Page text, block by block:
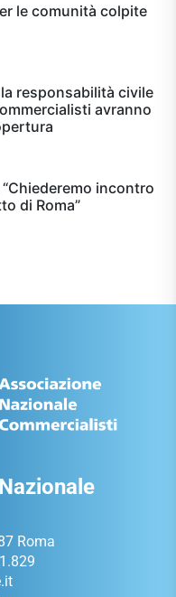
le comunità colpite
responsabilità civile
avranno
incontro
di Roma”
Roma